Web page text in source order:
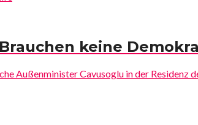
keine
Außenminister Cavusoglu in der Residenz